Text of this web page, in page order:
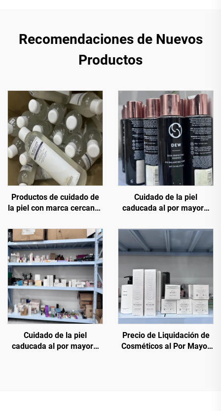
Recomendaciones de Nuevos
Productos
Productos de cuidado de
la piel con marca cercanos
al por mayor
Cuidado de la piel
caducada al por mayor—
mayor efectivo para una
piel sana y radiante
Cuidado de la piel
caducada al por mayor—
Precio de Liquidación de
Cosméticos al Por Mayor